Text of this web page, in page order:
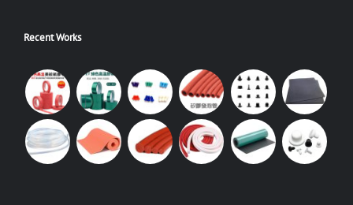
Recent Works